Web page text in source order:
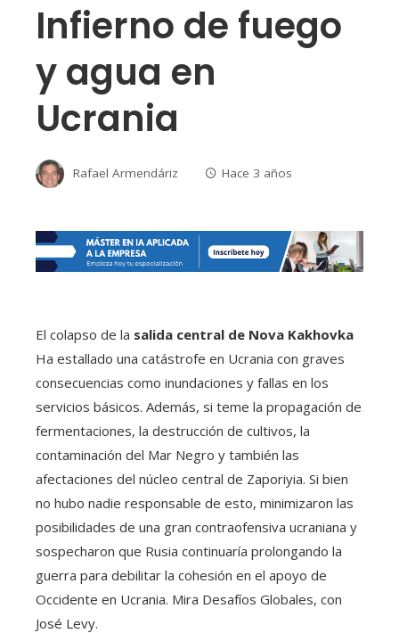
Infierno de fuego
y agua en
Ucrania
Rafael Armendáriz Hace 3 años
El colapso de la salida central de Nova Kakhovka
Ha estallado una catástrofe en Ucrania con graves
consecuencias como inundaciones y fallas en los
servicios básicos. Además, si teme la propagación de
fermentaciones, la destrucción de cultivos, la
contaminación del Mar Negro y también las
afectaciones del núcleo central de Zaporiyia. Si bien
no hubo nadie responsable de esto, minimizaron las
posibilidades de una gran contraofensiva ucraniana y
sospecharon que Rusia continuaría prolongando la
guerra para debilitar la cohesión en el apoyo de
Occidente en Ucrania. Mira Desafíos Globales, con
José Levy.